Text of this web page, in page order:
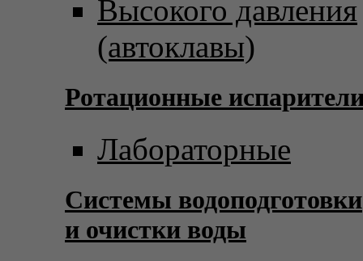
Высокого давления
(автоклавы)
Ротационные
Лабораторные
Системы водоподготовки
и очистки воды